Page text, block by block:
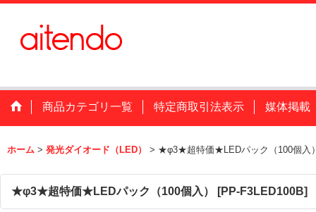
商品カテゴリ一覧 特定商取引法表示 媒体掲載
ホーム > 発光ダイオード（LED） > ★φ3★超特価★LEDパック（100個入
★φ3★超特価★LEDパック（100個入） [PP-F3LED100B]